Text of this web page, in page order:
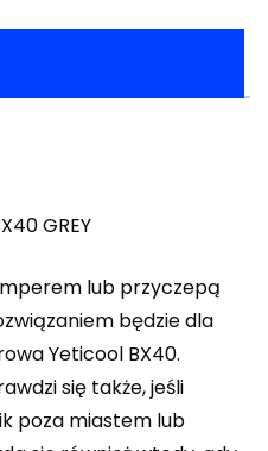
GREY
lub przyczepą
będzie dla
Yeticool BX40.
się także, jeśli
poza miastem lub